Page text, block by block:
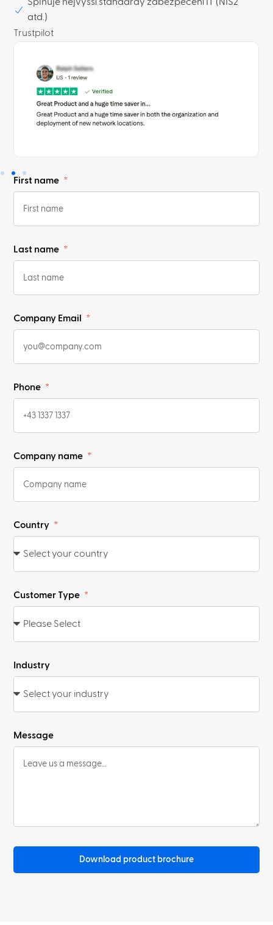
atd.)
Trustpilot
First name
Last name
Company Email
Phone
Company name
Country
Customer Type
Industry
Message
Download product brochure